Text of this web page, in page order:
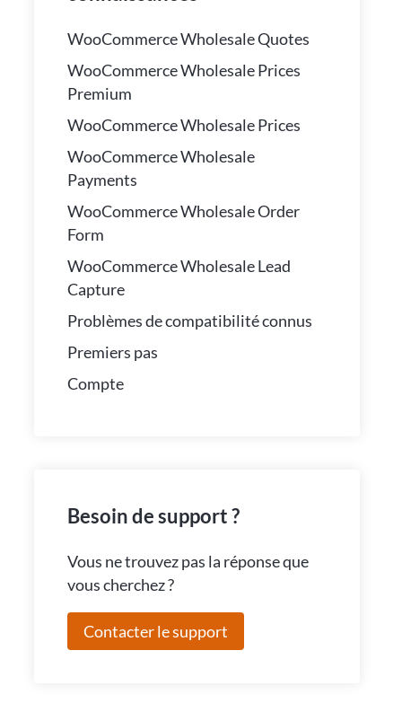
WooCommerce Wholesale Quotes
WooCommerce Wholesale Prices
Premium
WooCommerce Wholesale Prices
WooCommerce Wholesale
Payments
WooCommerce Wholesale Order
Form
WooCommerce Wholesale Lead
Capture
Problèmes de compatibilité connus
Premiers pas
Compte
Besoin de support ?
Vous ne trouvez pas la réponse que
vous cherchez ?
Contacter le support